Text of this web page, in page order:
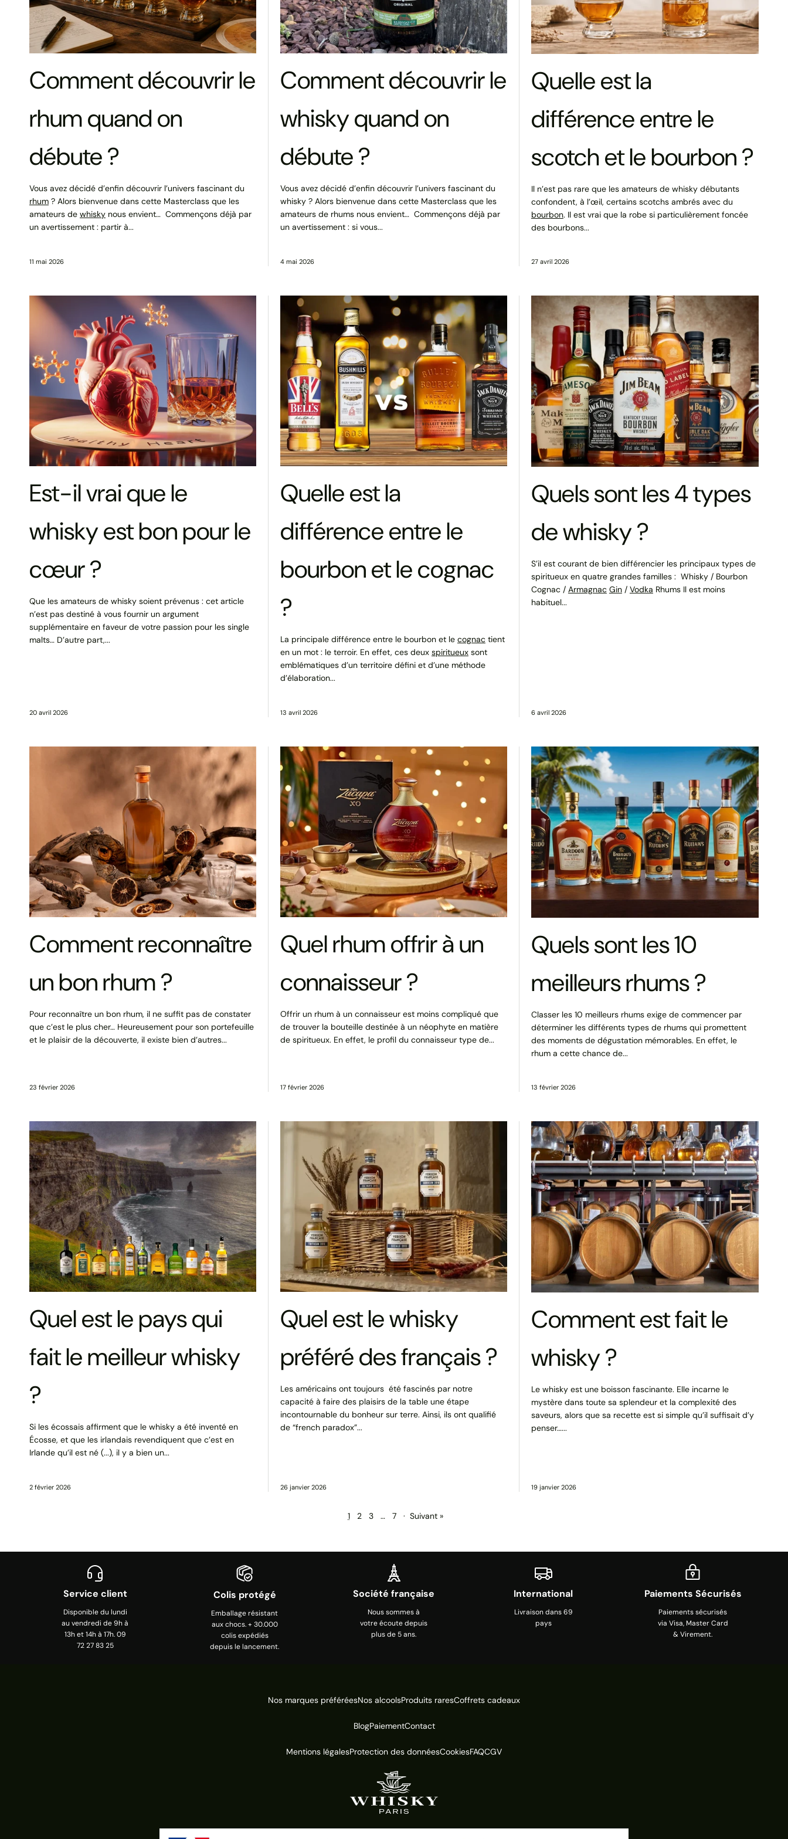
Comment découvrir le
rhum quand on
débute ?
Vous avez décidé d’enfin découvrir l’univers fascinant du
rhum ? Alors bienvenue dans cette Masterclass que les
amateurs de whisky nous envient… Commençons déjà par
un avertissement : partir à...
11 mai 2026
Comment découvrir le
whisky quand on
débute ?
Vous avez décidé d’enfin découvrir l’univers fascinant du
whisky ? Alors bienvenue dans cette Masterclass que les
amateurs de rhums nous envient… Commençons déjà par
un avertissement : si vous...
4 mai 2026
Quelle est la
différence entre le
scotch et le bourbon ?
Il n’est pas rare que les amateurs de whisky débutants
confondent, à l’œil, certains scotchs ambrés avec du
bourbon. Il est vrai que la robe si particulièrement foncée
des bourbons...
27 avril 2026
Est-il vrai que le
whisky est bon pour le
cœur ?
Que les amateurs de whisky soient prévenus : cet article
n’est pas destiné à vous fournir un argument
supplémentaire en faveur de votre passion pour les single
malts… D’autre part,...
20 avril 2026
Quelle est la
différence entre le
bourbon et le cognac
?
La principale différence entre le bourbon et le cognac tient
en un mot : le terroir. En effet, ces deux spiritueuxsont
emblématiques d’un territoire défini et d’une méthode
d’élaboration...
13 avril 2026
Quels sont les 4 types
de whisky ?
S’il est courant de bien différencier les principaux types de
spiritueux en quatre grandes familles : Whisky / Bourbon
Cognac / Armagnac Gin/ Vodka Rhums Il est moins
habituel...
6 avril 2026
Comment reconnaître
un bon rhum ?
Pour reconnaître un bon rhum, il ne suffit pas de constater
que c’est le plus cher… Heureusement pour son portefeuille
et le plaisir de la découverte, il existe bien d’autres...
23 février 2026
Quel rhum offrir à un
connaisseur ?
Offrir un rhum à un connaisseur est moins compliqué que
de trouver la bouteille destinée à un néophyte en matière
de spiritueux. En effet, le profil du connaisseur type de...
17 février 2026
Quels sont les 10
meilleurs rhums ?
Classer les 10 meilleurs rhums exige de commencer par
déterminer les différents types de rhums qui promettent
des moments de dégustation mémorables. En effet, le
rhum a cette chance de...
13 février 2026
Quel est le pays qui
fait le meilleur whisky
?
Si les écossais affirment que le whisky a été inventé en
Écosse, et que les irlandais revendiquent que c’est en
Irlande qu’il est né (...), il y a bien un...
2 février 2026
Quel est le whisky
préféré des français ?
Les américains ont toujours été fascinés par notre
capacité à faire des plaisirs de la table une étape
incontournable du bonheur sur terre. Ainsi, ils ont qualifié
de “french paradox”...
26 janvier 2026
Comment est fait le
whisky ?
Le whisky est une boisson fascinante. Elle incarne le
mystère dans toute sa splendeur et la complexité des
saveurs, alors que sa recette est si simple qu’il suffisait d’y
penser…...
19 janvier 2026
1 2 3 … 7 · Suivant »
Service client
Disponible du lundi
au vendredi de 9h à
13h et 14h à 17h. 09
72 27 83 25
Colis protégé
Emballage résistant
aux chocs. + 30.000
colis expédiés
depuis le lancement.
Société française
Nous sommes à
votre écoute depuis
plus de 5 ans.
International
Livraison dans 69
pays
Paiements Sécurisés
Paiements sécurisés
via Visa, Master Card
& Virement.
Nos marques préféréesNos alcoolsProduits raresCoffrets cadeaux
BlogPaiementContact
Mentions légalesProtection des donnéesCookiesFAQCGV